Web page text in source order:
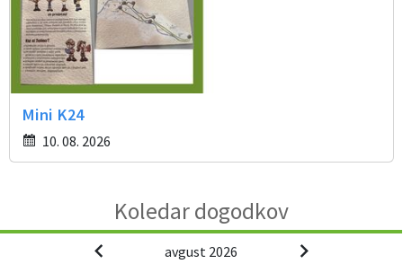
Mini K24
10. 08. 2026
Koledar dogodkov
avgust 2026